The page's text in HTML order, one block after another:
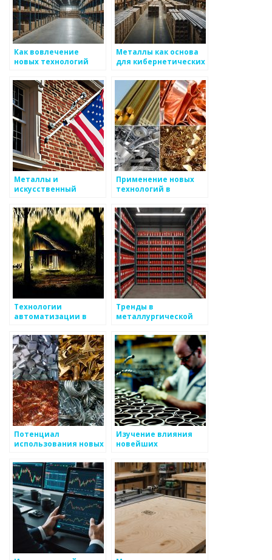
Как вовлечение
новых технологий
Металлы как основа
для кибернетических
Металлы и
искусственный
Применение новых
технологий в
высокопрочных
металлов
Технологии
автоматизации в
Тренды в
металлургической
Потенциал
использования новых
промышленности
Изучение влияния
новейших
традиционные
методы